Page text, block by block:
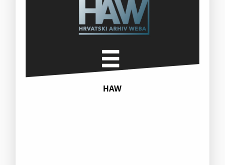
HAW